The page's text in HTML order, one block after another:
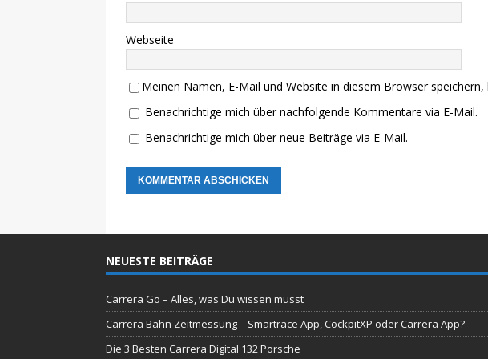
Webseite
Meinen Namen, E-Mail und Website in diesem Browser
Benachrichtige mich über nachfolgende Kommentare via E-Mail.
Benachrichtige mich über neue Beiträge via E-Mail.
NEUESTE BEITRÄGE
Carrera Go – Alles, was Du wissen musst
Carrera Bahn Zeitmessung – Smartrace App, CockpitXP oder Carrera App?
Die 3 Besten Carrera Digital 132 Porsche